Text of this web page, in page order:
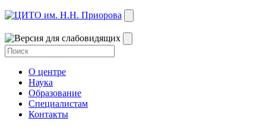
О центре
Наука
Образование
Специалистам
Контакты